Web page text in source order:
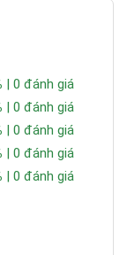
| 0 đánh giá
| 0 đánh giá
| 0 đánh giá
| 0 đánh giá
| 0 đánh giá